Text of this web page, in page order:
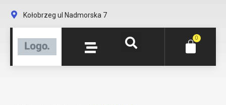
Kołobrzeg ul Nadmorska 7
0